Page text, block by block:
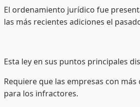
El ordenamiento jurídico fue
las más recientes adiciones el
Esta ley en sus puntos principales
Requiere que las empresas con
para los infractores.